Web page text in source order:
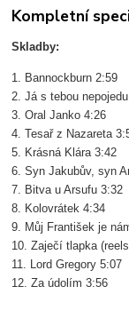
Kompletní
Skladby:
1. Bannockburn 2:59
2. Já s tebou
3. Oral Janko 4:26
4. Tesař z Nazareta
5. Krásná Klára 3:42
6. Syn Jakubův, syn
7. Bitva u Arsufu 3:32
8. Kolovrátek 4:34
9. Můj František je
10. Zaječí tlapka
11. Lord Gregory 5:07
12. Za údolím 3:56